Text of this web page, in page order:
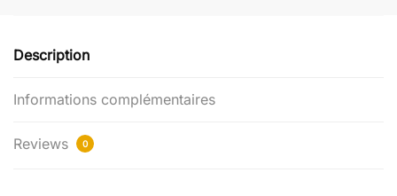
Description
Informations complémentaires
Reviews 0